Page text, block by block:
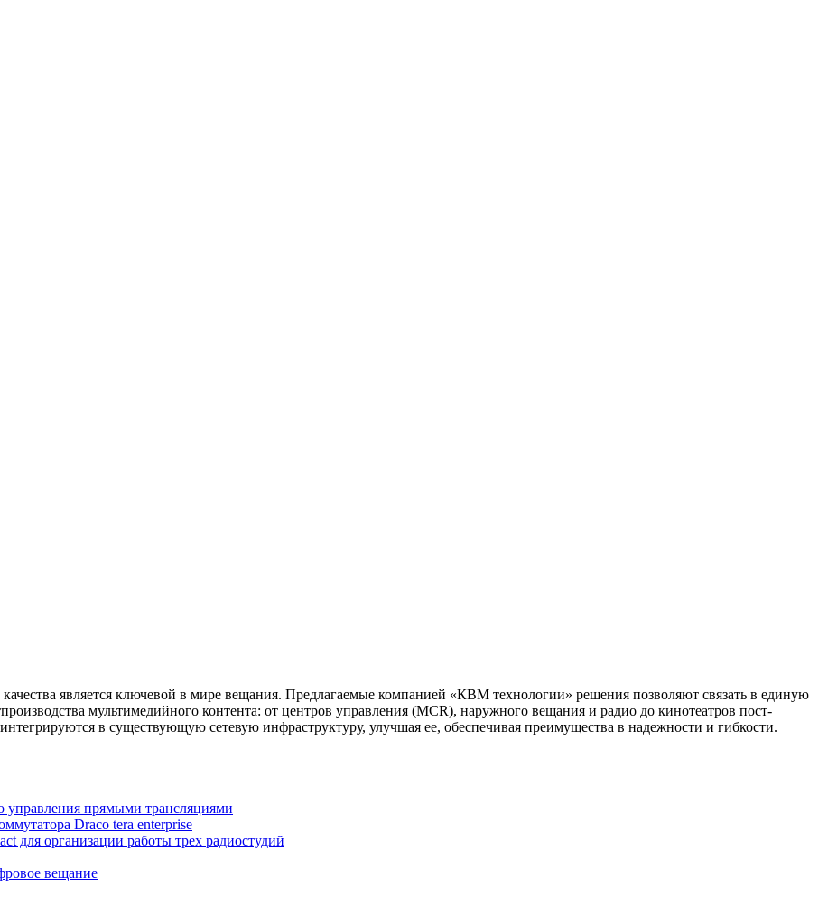
является ключевой в мире вещания. Предлагаемые компанией «КВМ технологии» решения позволяют связать в единую
мультимедийного контента: от центров управления (MCR), наружного вещания и радио до кинотеатров пост-
в существующую сетевую инфраструктуру, улучшая ее, обеспечивая преимущества в надежности и гибкости.
управления прямыми трансляциями
Draco tera enterprise
для организации работы трех радиостудий
вещание